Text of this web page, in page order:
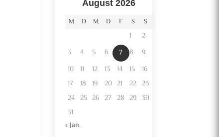
August 2026
M
D M D F S S
1
2
3
4 5 6 7 8
9
10 11 12 13 14 15
16
17
18 19 20 21 22 23
24 25 26 27 28 29 30
31
« Jan.